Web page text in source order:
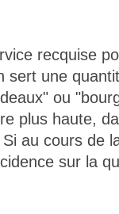
recquise
sert une
ou
plus haute,
au cours de
sur la